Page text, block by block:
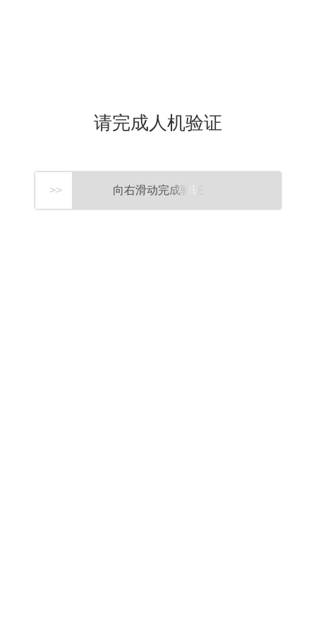
请完成人机验证
向右滑动完成验证